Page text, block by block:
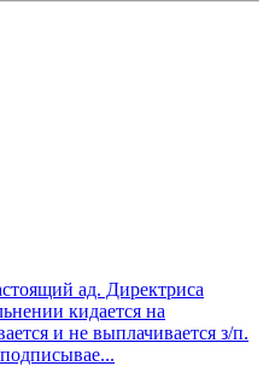
ад. Директриса
кидается на
и не выплачивается з/п.